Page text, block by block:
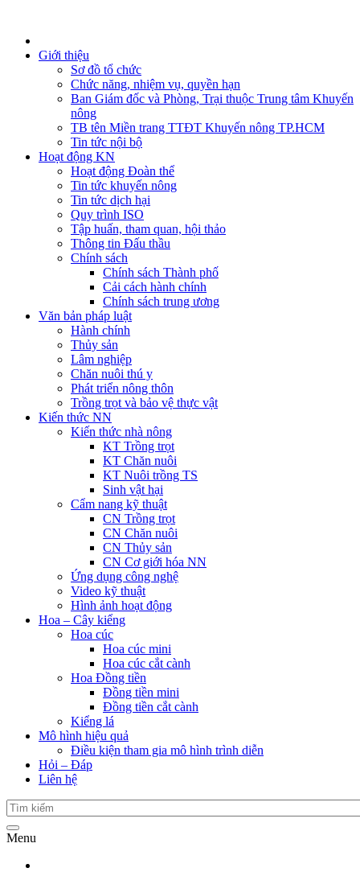
Giới thiệu
Sơ đồ tổ chức
Chức năng, nhiệm vụ, quyền hạn
Ban Giám đốc và Phòng, Trại thuộc Trung tâm Khuyến
nông
TB tên Miền trang TTĐT Khuyến nông TP.HCM
Tin tức nội bộ
Hoạt động KN
Hoạt động Đoàn thể
Tin tức khuyến nông
Tin tức dịch hại
Quy trình ISO
Tập huấn, tham quan, hội thảo
Thông tin Đấu thầu
Chính sách
Chính sách Thành phố
Cải cách hành chính
Chính sách trung ương
Văn bản pháp luật
Hành chính
Thủy sản
Lâm nghiệp
Chăn nuôi thú y
Phát triển nông thôn
Trồng trọt và bảo vệ thực vật
Kiến thức NN
Kiến thức nhà nông
KT Trồng trọt
KT Chăn nuôi
KT Nuôi trồng TS
Sinh vật hại
Cẩm nang kỹ thuật
CN Trồng trọt
CN Chăn nuôi
CN Thủy sản
CN Cơ giới hóa NN
Ứng dụng công nghệ
Video kỹ thuật
Hình ảnh hoạt động
Hoa – Cây kiểng
Hoa cúc
Hoa cúc mini
Hoa cúc cắt cành
Hoa Đồng tiền
Đồng tiền mini
Đồng tiền cắt cành
Kiểng lá
Mô hình hiệu quả
Điều kiện tham gia mô hình trình diễn
Hỏi – Đáp
Liên hệ
Menu